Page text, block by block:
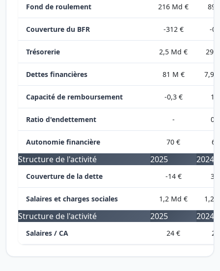
Fond de roulement 216 Md € 89
Couverture du BFR -312 € -
Trésorerie 2,5 Md € 291
Dettes financières 81 M € 7,9
Capacité de remboursement -0,3 €
Ratio d'endettement -
Autonomie financière 70 €
Structure de l'activité 2025 2024
Couverture de la dette -14 €
Salaires et charges sociales 1,2 Md € 1,2
Structure de l'activité 2025 2024
Salaires / CA 24 €